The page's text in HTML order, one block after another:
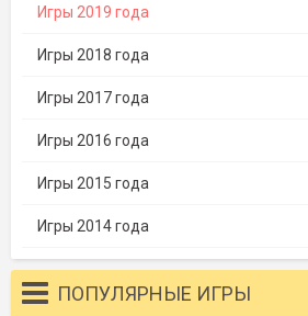
Игры 2019 года
Игры 2018 года
Игры 2017 года
Игры 2016 года
Игры 2015 года
Игры 2014 года
ПОПУЛЯРНЫЕ ИГРЫ